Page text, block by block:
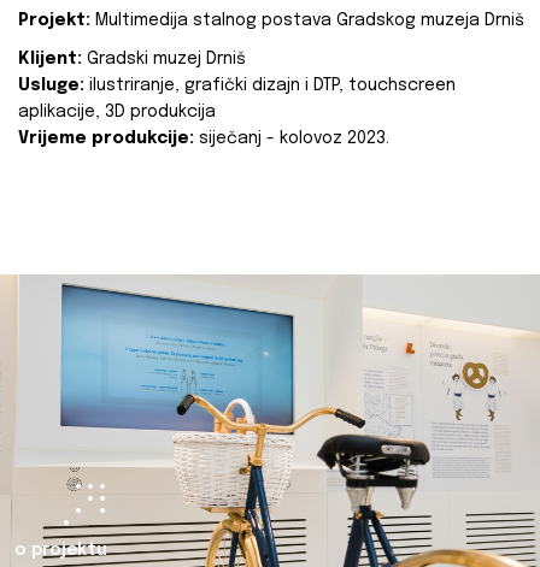
Projekt: Multimedija stalnog postava Gradskog muzeja Drniš
Klijent: Gradski muzej Drniš
Usluge: ilustriranje, grafički dizajn i DTP, touchscreen
aplikacije, 3D produkcija
Vrijeme produkcije: siječanj - kolovoz 2023.
o projektu